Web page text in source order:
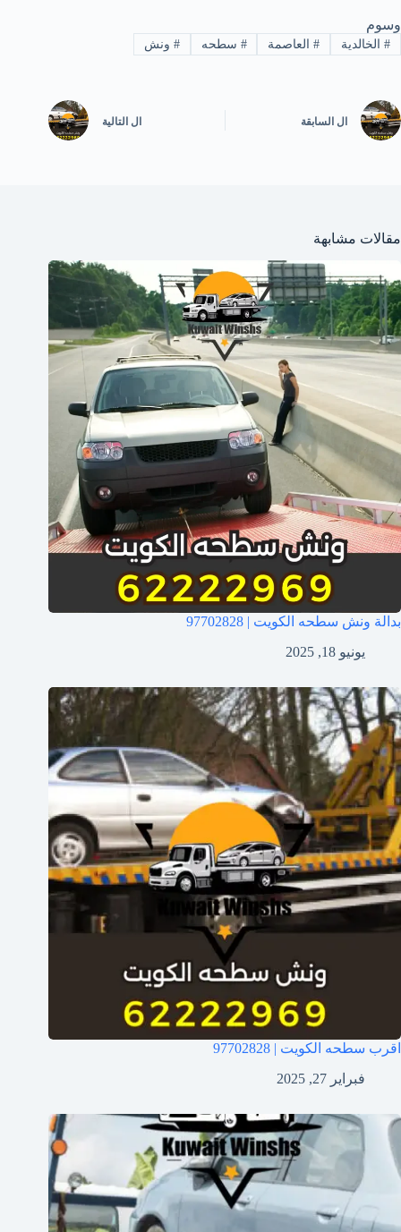
وسوم
#الخالدية #العاصمة # سطحه # ونش
ال السابقة ال التالية
مقالات مشابهة
بدالة ونش سطحه الكويت | 97702828
يونيو 18, 2025
اقرب سطحه الكويت | 97702828
فبراير 27, 2025